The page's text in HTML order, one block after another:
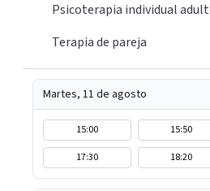
Psicoterapia individual
Terapia de pareja
Martes, 11 de agosto
15:00 15:50
17:30
18:20